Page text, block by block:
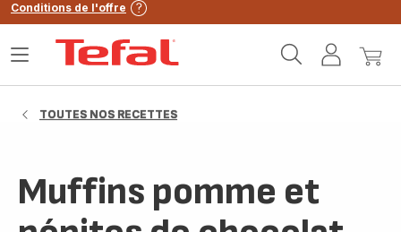
Conditions de l'offre
MonMon
Ouvrir
TOUTES NOS RECETTES
Muffins pomme et